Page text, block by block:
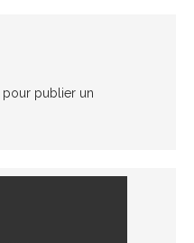
pour publier un